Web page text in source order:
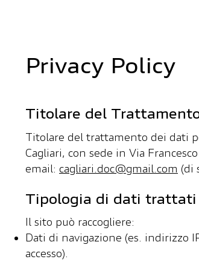
Privacy Policy
Titolare del
Titolare del trattamento dei dati
Cagliari, con sede in Via
email: cagliari.doc@gmail.com (di
Tipologia di dati trattati
Il sito può raccogliere:
Dati di navigazione (es. indirizzo
accesso).